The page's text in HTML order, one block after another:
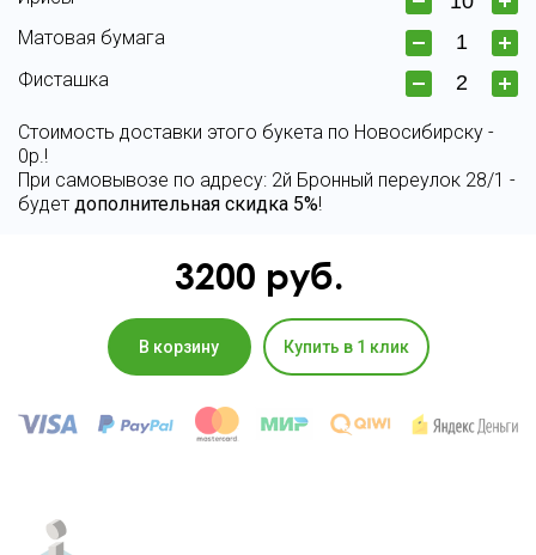
Матовая бумага
Фисташка
Стоимость доставки этого букета по Новосибирску -
0р.!
При самовывозе по адресу: 2й Бронный переулок 28/1 -
будет дополнительная скидка 5%!
3200 руб.
В корзину Купить в 1 клик